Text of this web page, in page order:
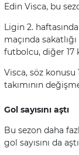
Edin Visca, bu
Ligin 2.
maçında
futbolcu, diğer 17
Visca, söz
takımının
Gol sayısını aştı
Bu sezon daha
gol sayısını da